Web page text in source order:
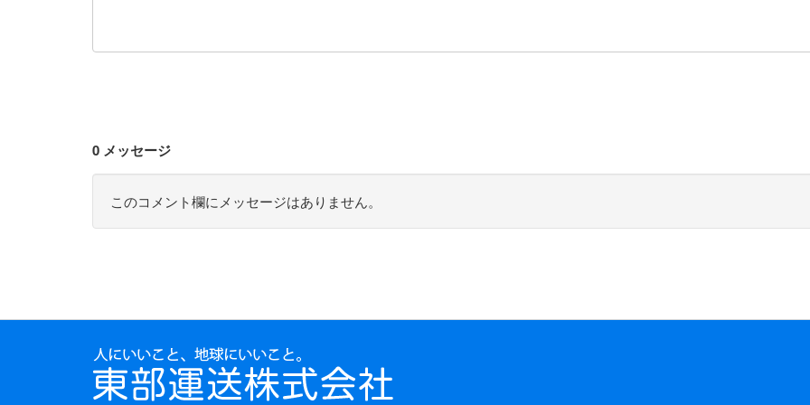
0 メッセージ
このコメント欄にメッセージはありません。